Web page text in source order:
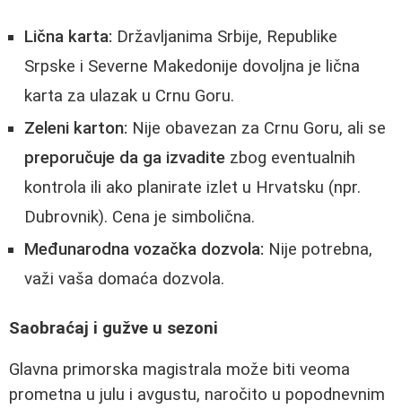
Lična karta: Državljanima Srbije, Republike
Srpske i Severne Makedonije dovoljna je lična
karta za ulazak u Crnu Goru.
Zeleni karton: Nije obavezan za Crnu Goru, ali se
preporučuje da ga izvadite zbog eventualnih
kontrola ili ako planirate izlet u Hrvatsku (npr.
Dubrovnik). Cena je simbolična.
Međunarodna vozačka dozvola: Nije potrebna,
važi vaša domaća dozvola.
Saobraćaj i gužve u sezoni
Glavna primorska magistrala može biti veoma
prometna u julu i avgustu, naročito u popodnevnim